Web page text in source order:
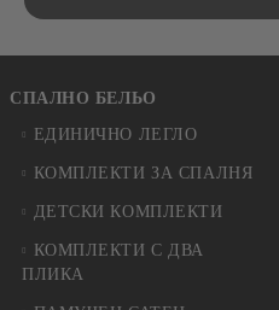
СПАЛНО БЕЛЬО
ЕДИНИЧНО ЛЕГЛО
КОМПЛЕКТИ ЗА СПАЛНЯ
ДЕТСКИ КОМПЛЕКТИ
КОМПЛЕКТИ С ДВА
ПЛИКА